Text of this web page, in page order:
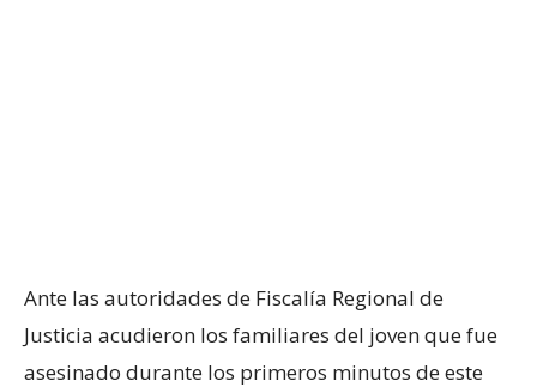
Ante las autoridades de Fiscalía Regional de
Justicia acudieron los familiares del joven que fue
asesinado durante los primeros minutos de este